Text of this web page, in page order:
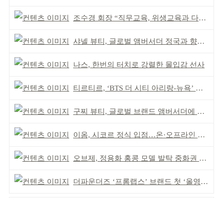
조수경 회장 “직무교육, 위생교육과 다르다”
샤넬 뷰티, 글로벌 앰버서더 정국과 향수 캠페인 공개
나스, 한번의 터치로 강렬한 몰입감 선사
티르티르, ‘BTS 더 시티 아리랑-뉴욕’ 참여
구찌 뷰티, 글로벌 브랜드 앰버서더에 뉴진스 하니
이옴, 시코르 정식 입점…온·오프라인 유통망 확대
오브제, 정용화 홍콩 모델 발탁 중화권 공략 강화
더파운더즈 ‘프롬랩스’ 브랜드 첫 ‘올영픽’ 선정